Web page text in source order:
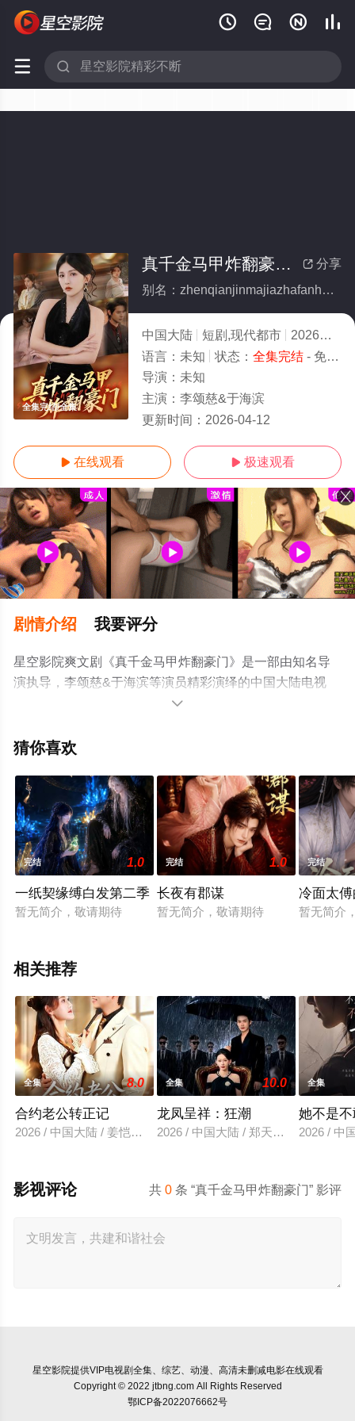
   
 
全集完结/全集
 分享
真千金马甲炸翻豪门(全集)
别名：zhenqianjinmajiazhafanhaomen
中国大陆 短剧,现代都市 2026
10.0
语言： 未知 状态： 全集完结- 免费在线观看
导演： 未知
主演： 李颂慈&于海滨
更新时间： 2026-04-12
 在线观看  极速观看
剧情介绍 我要评分
星空影院爽文剧《真千金马甲炸翻豪门》是一部由知名导
演执导，李颂慈&于海滨等演员精彩演绎的中国大陆电视
剧，大结局剧情已揭晓（全集完结），超前点播免费观看
信息可移步至豆瓣电视剧、电视猫或剧情网等平台了解。

猜你喜欢
完结 1.0
一纸契缘缚白发第二季
暂无简介，敬请期待
完结 1.0
长夜有郡谋
暂无简介，敬请期待
完结
冷面太
暂无简介
相关推荐
全集 8.0
合约老公转正记
2026 / 中国大陆 / 姜恺琳＆王厂
全集 10.0
龙凤呈祥：狂潮
2026 / 中国大陆 / 郑天龙＆汪心宇
全集
她不是
2026 / 中
共0 条 “真千金马甲炸翻豪门” 影评
影视评论
星空影院提供VIP电视剧全集、综艺、动漫、高清未删减电影在线观看
Copyright © 2022 jtbng.com All Rights Reserved
鄂ICP备2022076662号